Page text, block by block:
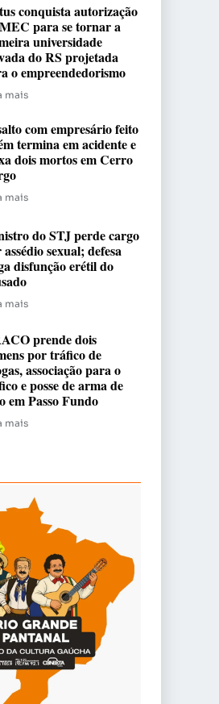
conquista autorização
para se tornar a
universidade
do RS projetada
o empreendedorismo
mais
com empresário feito
termina em acidente e
dois mortos em Cerro
mais
do STJ perde cargo
sexual; defesa
disfunção erétil do
mais
prende dois
por tráfico de
associação para o
e posse de arma de
em Passo Fundo
mais